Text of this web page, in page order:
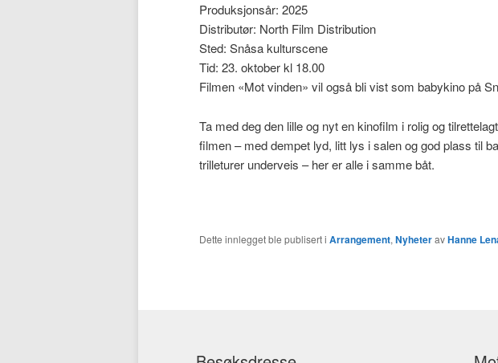
Produksjonsår: 2025
Distributør: North Film Distribution
Sted: Snåsa kulturscene
Tid: 23. oktober kl 18.00
Filmen «Mot vinden» vil også bli vist som babykino på
Ta med deg den lille og nyt en kinofilm i rolig og
filmen – med dempet lyd, litt lys i salen og god plass til
trilleturer underveis – her er alle i samme båt.
Dette innlegget ble publisert i Arrangement, NyheteravHanne